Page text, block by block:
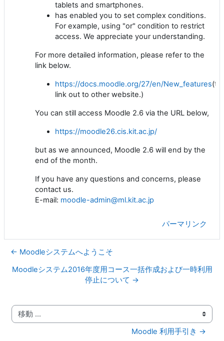
tablets and smartphones.
has enabled you to set complex conditions.
For example, using "or" condition to restrict
access. We appreciate your understanding.
For more detailed information, please refer to the
link below.
https://docs.moodle.org/27/en/New_features
link out to other website.)
You can still access Moodle 2.6 via the URL below,
https://moodle26.cis.kit.ac.jp/
but as we announced, Moodle 2.6 will end by the
end of the month.
If you have any questions and concerns, please
contact us.
E-mail: moodle-admin@ml.kit.ac.jp
パーマリンク
← Moodleシステムへようこそ
Moodleシステム2016年度用コース一括作成および一時利用
停止について →
移動 ...
Moodle 利用手引き →